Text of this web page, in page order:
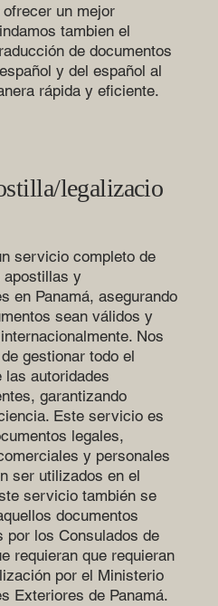
un mejor
tambien el
de documentos
y del español al
rápida y eficiente.
legalizacio
servicio completo de
apostillas y
en Panamá, asegurando
sean válidos y
Nos
gestionar todo el
las autoridades
garantizando
Este servicio es
legales,
y personales
ser utilizados en el
servicio también se
documentos
por los Consulados de
requieran que requieran
por el Ministerio
Exteriores de Panamá.